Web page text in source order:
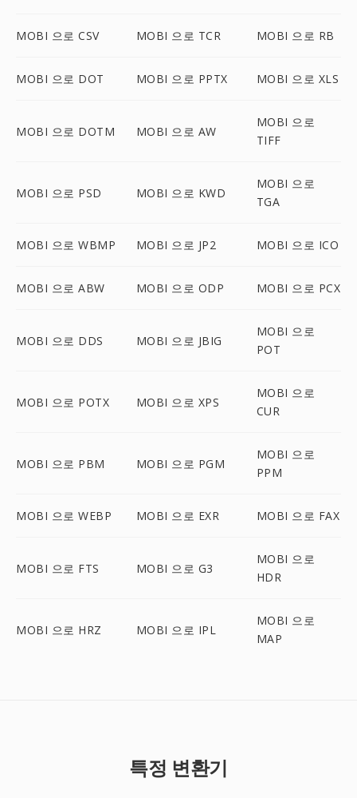
MOBI 으로 CSV MOBI 으로 TCR MOBI 으로 RB
MOBI 으로 DOT MOBI 으로 PPTX MOBI 으로 XLS
MOBI 으로 DOTM MOBI 으로 AW
MOBI 으로
TIFF
MOBI 으로 PSD MOBI 으로 KWD
MOBI 으로
TGA
MOBI 으로 WBMP MOBI 으로 JP2 MOBI 으로 ICO
MOBI 으로 ABW MOBI 으로 ODP MOBI 으로 PCX
MOBI 으로 DDS MOBI 으로 JBIG
MOBI 으로
POT
MOBI 으로 POTX MOBI 으로 XPS
MOBI 으로
CUR
MOBI 으로 PBM MOBI 으로 PGM
MOBI 으로
PPM
MOBI 으로 WEBP MOBI 으로 EXR MOBI 으로 FAX
MOBI 으로 FTS MOBI 으로 G3
MOBI 으로
HDR
MOBI 으로 HRZ MOBI 으로 IPL
MOBI 으로
MAP
특정 변환기